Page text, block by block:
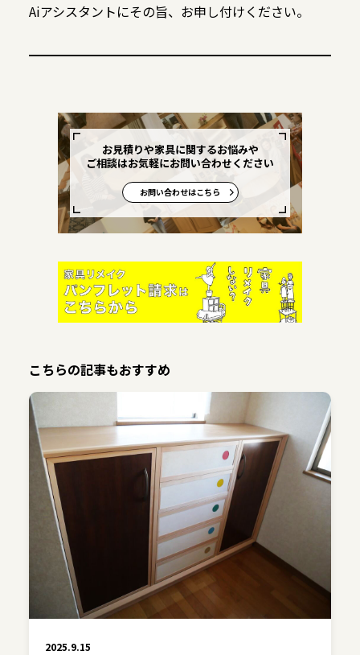
Aiアシスタントにその旨、お申し付けください。
お見積りや家具に関するお悩みや
ご相談はお気軽にお問い合わせください
お問い合わせはこちら
こちらの記事もおすすめ
2025.9.15